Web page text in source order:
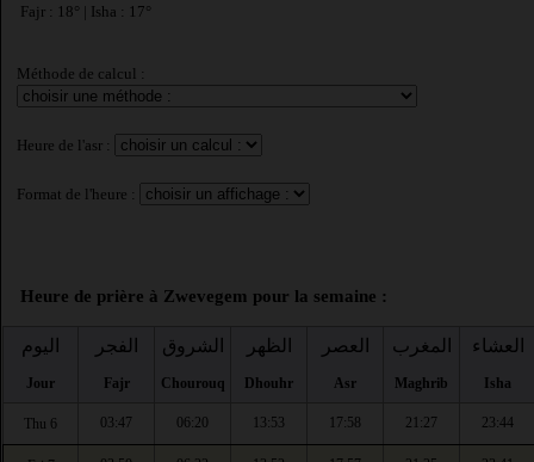
Fajr : 18° | Isha : 17°
Méthode de calcul :
Heure de l'asr :
Format de l'heure :
Heure de prière à Zwevegem pour la semaine :
اليوم
Jour
الفجر
Fajr
الشروق
Chourouq
الظهر
Dhouhr
العصر
Asr
المغرب
Maghrib
العشاء
Isha
Thu 6 03:47 06:20 13:53 17:58 21:27 23:44